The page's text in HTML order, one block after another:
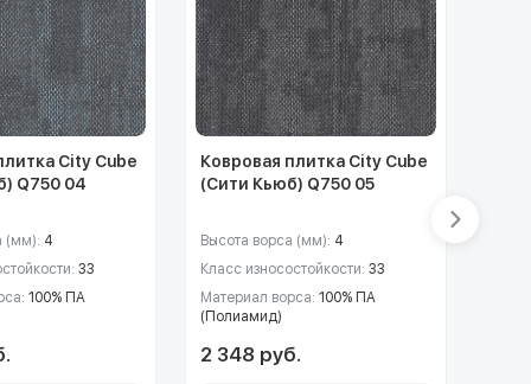
City Cube
Q750 04
(мм): 4
33
100% ПА
Ковровая плитка City Cube
(Сити Кьюб) Q750 05
Высота ворса (мм): 4
Класс износостойкости: 33
Материал ворса: 100% ПА
(Полиамид)
2 348 руб.